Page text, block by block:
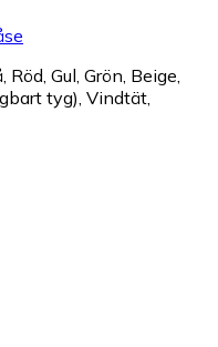
Gul, Grön, Beige,
tyg), Vindtät,